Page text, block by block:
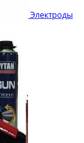
Электроды